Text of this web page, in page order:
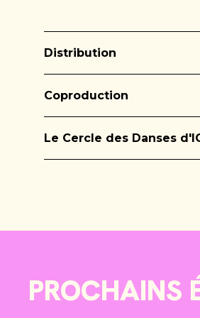
Distribution
Coproduction
Le Cercle des Danses
PROCHAINS